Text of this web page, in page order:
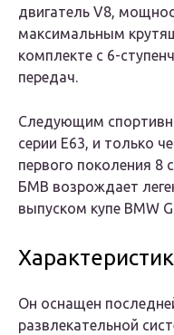
двигатель V8,
максимальным
комплекте с 6-
передач.
Следующим
серии E63, и только
первого поколения 8
БМВ возрождает
выпуском купе BMW
Он оснащен
развлекательной